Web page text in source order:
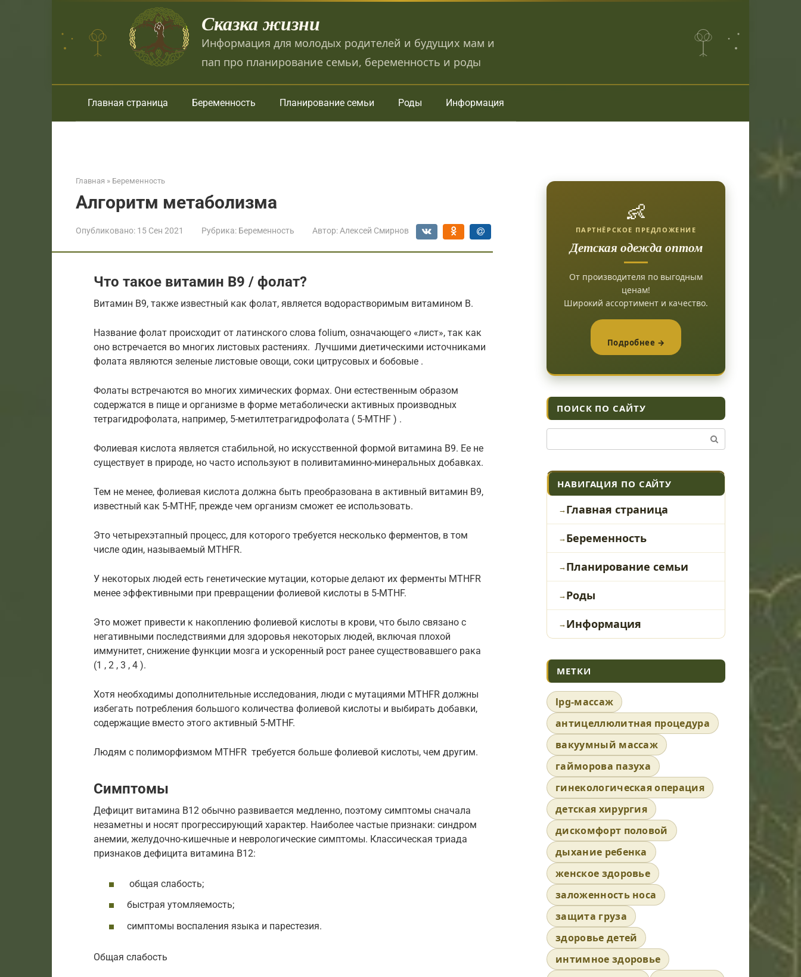
Сказка жизни
Информация для молодых родителей и будущих мам и
пап про планирование семьи, беременность и роды
Главная страница Беременность Планирование семьи Роды Информация
Главная » Беременность
Алгоритм метаболизма
Опубликовано: 15 Сен 2021 Рубрика: Беременность Автор: Алексей Смирнов
Что такое витамин B9 / фолат?
Витамин В9, также известный как фолат, является водорастворимым витамином В.
Название фолат происходит от латинского слова folium, означающего «лист», так как
оно встречается во многих листовых растениях. Лучшими диетическими источниками
фолата являются зеленые листовые овощи, соки цитрусовых и бобовые .
Фолаты встречаются во многих химических формах. Они естественным образом
содержатся в пище и организме в форме метаболически активных производных
тетрагидрофолата, например, 5-метилтетрагидрофолата ( 5-MTHF ) .
Фолиевая кислота является стабильной, но искусственной формой витамина В9. Ее не
существует в природе, но часто используют в поливитаминно-минеральных добавках.
Тем не менее, фолиевая кислота должна быть преобразована в активный витамин В9,
известный как 5-MTHF, прежде чем организм сможет ее использовать.
Это четырехэтапный процесс, для которого требуется несколько ферментов, в том
числе один, называемый MTHFR.
У некоторых людей есть генетические мутации, которые делают их ферменты MTHFR
менее эффективными при превращении фолиевой кислоты в 5-MTHF.
Это может привести к накоплению фолиевой кислоты в крови, что было связано с
негативными последствиями для здоровья некоторых людей, включая плохой
иммунитет, снижение функции мозга и ускоренный рост ранее существовавшего рака
(1 , 2 , 3 , 4 ).
Хотя необходимы дополнительные исследования, люди с мутациями MTHFR должны
избегать потребления большого количества фолиевой кислоты и выбирать добавки,
содержащие вместо этого активный 5-MTHF.
Людям с полиморфизмом MTHFR требуется больше фолиевой кислоты, чем другим.
Симптомы
Дефицит витамина B12 обычно развивается медленно, поэтому симптомы сначала
незаметны и носят прогрессирующий характер. Наиболее частые признаки: синдром
анемии, желудочно-кишечные и неврологические симптомы. Классическая триада
признаков дефицита витамина B12:
общая слабость;
быстрая утомляемость;
симптомы воспаления языка и парестезия.
Общая слабость
👶
ПАРТНЁРСКОЕ ПРЕДЛОЖЕНИЕ
Детская одежда оптом
От производителя по выгодным
ценам!
Широкий ассортимент и качество.
Подробнее →
ПОИСК ПО САЙТУ
НАВИГАЦИЯ ПО САЙТУ
Главная страница
Беременность
Планирование семьи
Роды
Информация
МЕТКИ
lpg-массаж
антицеллюлитная процедура
вакуумный массаж
гайморова пазуха
гинекологическая операция
детская хирургия
дискомфорт половой
дыхание ребенка
женское здоровье
заложенность носа
защита груза
здоровье детей
интимное здоровье